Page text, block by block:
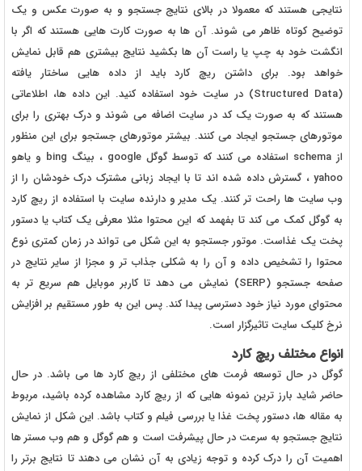
نتایجی هستند که معمولا در بالای نتایج جستجو و به صورت عکس و یک
توضیح کوتاه ظاهر می شوند. آن ها به صورت کارت هایی هستند که اگر با
انگشت خود به چپ یا راست آن ها بکشید نتایج بیشتری هم قابل نمایش
خواهد بود. برای داشتن ریچ کارد باید از داده هایی ساختار یافته
(Structured Data) در سایت خود استفاده کنید. این داده ها، اطلاعاتی
هستند که به صورت یک کد در سایت اضافه می شوند و درک بهتری را برای
موتورهای جستجو ایجاد می کنند. بیشتر موتورهای جستجو برای این منظور
از schema استفاده می کنند که توسط گوگل google ، بینگ bing و یاهو
yahoo ، گسترش داده شده اند تا با ایجاد زبانی مشترک درک خودشان را از
وب سایت ها راحت تر کنند. یک مدیر و دارنده سایت با استفاده از ریچ کارد
به گوگل کمک می کند تا بفهمد که این محتوا مثلا معرفی یک کتاب یا دستور
پخت یک غذاست. موتور جستجو به این شکل می تواند در زمان کمتری نوع
محتوا را تشخیص داده و آن را به شکلی جذاب تر و مجزا از سایر نتایج در
صفحه جستجو (SERP) نمایش می دهد تا کاربر موبایل هم سریع تر به
محتوای مورد نیاز خود دسترسی پیدا کند. پس این به طور مستقیم بر افزایش
نرخ کلیک سایت تاثیرگزار است.
انواع مختلف ریچ کارد
گوگل در حال توسعه فرمت های مختلفی از ریچ کارد ها می باشد. در حال
حاضر شاید بارز ترین نمونه هایی که از ریچ کارد مشاهده کرده باشید، مربوط
به مقاله ها، دستور پخت غذا یا بررسی فیلم و کتاب باشد. این شکل از نمایش
نتایج جستجو به سرعت در حال پیشرفت است و هم گوگل و هم وب مستر ها
اهمیت آن را درک کرده و توجه زیادی به آن نشان می دهند تا نتایج برتر را